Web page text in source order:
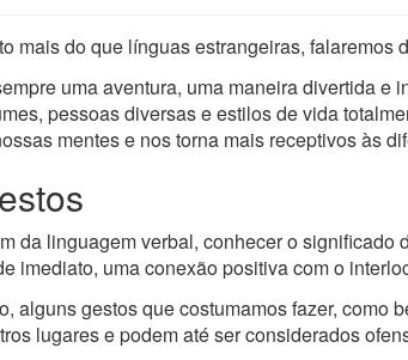
mais do que línguas estrangeiras, falaremos
uma aventura, uma maneira divertida e
pessoas diversas e estilos de vida
mentes e nos torna mais receptivos às
da linguagem verbal, conhecer o significado
imediato, uma conexão positiva com o
alguns gestos que costumamos fazer, como
lugares e podem até ser considerados